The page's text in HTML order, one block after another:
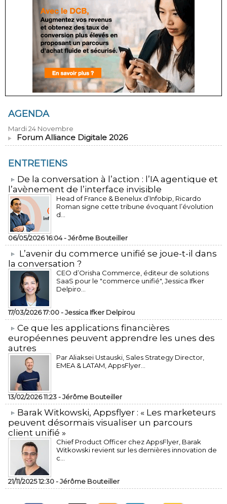
AGENDA
Mardi 24 Novembre
Forum Alliance Digitale 2026
ENTRETIENS
​De la conversation à l’action : l’IA agentique et
l’avènement de l’interface invisible
Head of France & Benelux d’Infobip, Ricardo
Roman signe cette tribune évoquant l’évolution
d...
06/05/2026 16:04 -Jérôme Bouteiller
L’avenir du commerce unifié se joue-t-il dans
la conversation ?
CEO d’Orisha Commerce, éditeur de solutions
SaaS pour le "commerce unifié", Jessica Ifker
Delpiro...
17/03/2026 17:00 -Jessica Ifker Delpirou
​Ce que les applications financières
européennes peuvent apprendre les unes des
autres
Par Aliaksei Ustauski, Sales Strategy Director,
EMEA & LATAM, AppsFlyer...
13/02/2026 11:23 -Jérôme Bouteiller
​Barak Witkowski, Appsflyer : « Les marketeurs
peuvent désormais visualiser un parcours
client unifié »
Chief Product Officer chez AppsFlyer, ​Barak
Witkowski revient sur les dernières innovation de
c...
21/11/2025 12:30 -Jérôme Bouteiller